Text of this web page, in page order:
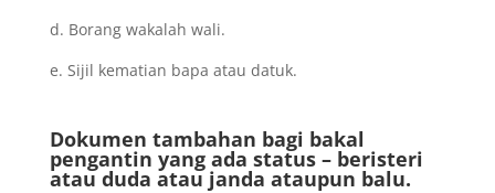
d. Borang wakalah wali.
e. Sijil kematian bapa atau datuk.
Dokumen tambahan bagi bakal
pengantin yang ada status – beristeri
atau duda atau janda ataupun balu.